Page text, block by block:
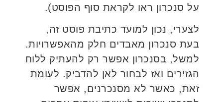
על סנכרון ראו לקראת סוף הפוסט).
לצערי, נכון למועד כתיבת פוסט זה,
בעת סנכרון מאבדים חלק מהאפשרויות.
למשל, בסנכרון אפשר רק להעתיק ללוח
הגזירים ואז לבחור לאן להדביק. לעומת
זאת, כאשר לא מסנכרנים, אפשר